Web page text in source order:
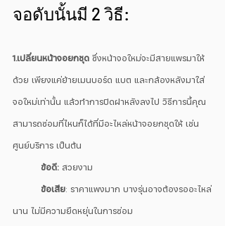
จอดับนั้นมี 2 วิธี:
1.เปลี่ยนหน้าจอยกชุด ซึ่งหน้าจอใหม่จะมีสายแพรมาให้
ด้วย เพียงแค่ย้ายเมนบอร์ด แบต และกล้องหลังมาใส่
จอใหม่เท่านั้น แล้วทำการปิดฝาหลังลงไป วิธีการนี้คุณ
สามารถซ่อมที่ไหนก็ได้ที่มีอะไหล่หน้าจอยกชุดให้ เช่น
ศูนย์บริการ เป็นต้น
ข้อดี: สวยงาม
ข้อเสีย: ราคาแพงมาก บางรุ่นอาจต้องรออะไหล่
นาน ไม่มีความยืดหยุ่นในการซ่อม